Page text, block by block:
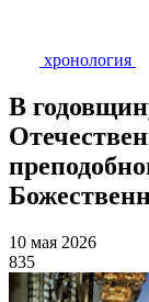
хронология
В
10 мая 2026
835